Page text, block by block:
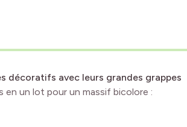
décoratifs avec leurs grandes grappes
en un lot pour un massif bicolore :